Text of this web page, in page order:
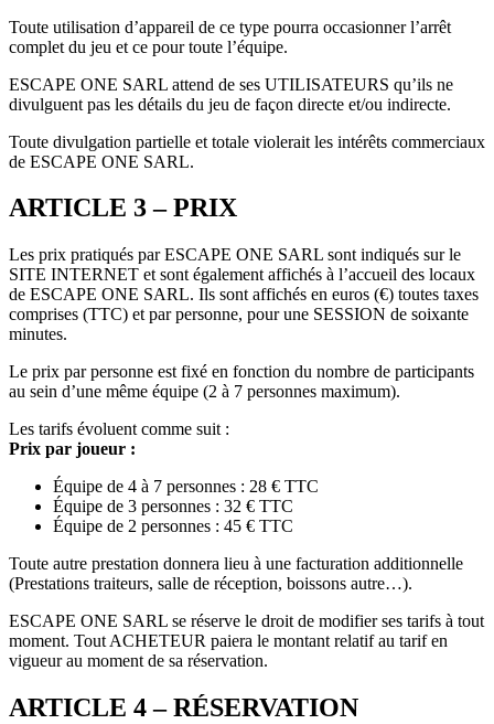
Toute utilisation d’appareil de ce type pourra occasionner l’arrêt
complet du jeu et ce pour toute l’équipe.
ESCAPE ONE SARL attend de ses UTILISATEURS qu’ils ne
divulguent pas les détails du jeu de façon directe et/ou indirecte.
Toute divulgation partielle et totale violerait les intérêts commerciaux
de ESCAPE ONE SARL.
ARTICLE 3 – PRIX
Les prix pratiqués par ESCAPE ONE SARL sont indiqués sur le
SITE INTERNET et sont également affichés à l’accueil des locaux
de ESCAPE ONE SARL. Ils sont affichés en euros (€) toutes taxes
comprises (TTC) et par personne, pour une SESSION de soixante
minutes.
Le prix par personne est fixé en fonction du nombre de participants
au sein d’une même équipe (2 à 7 personnes maximum).
Les tarifs évoluent comme suit :
Prix par joueur :
Équipe de 4 à 7 personnes : 28 € TTC
Équipe de 3 personnes : 32 € TTC
Équipe de 2 personnes : 45 € TTC
Toute autre prestation donnera lieu à une facturation additionnelle
(Prestations traiteurs, salle de réception, boissons autre…).
ESCAPE ONE SARL se réserve le droit de modifier ses tarifs à tout
moment. Tout ACHETEUR paiera le montant relatif au tarif en
vigueur au moment de sa réservation.
ARTICLE 4 – RÉSERVATION